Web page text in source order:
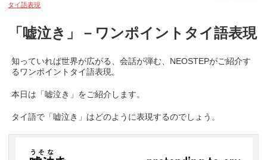
タイ語表現
「嘘泣き」－ワンポイントタイ語表現
知っていれば世界が広がる、会話が弾む、NEOSTEPがご紹介す
るワンポイントタイ語表現。
本日は「嘘泣き」をご紹介します。
タイ語で「嘘泣き」はどのように表現するのでしょう。